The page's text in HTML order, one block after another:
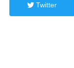
Twitter